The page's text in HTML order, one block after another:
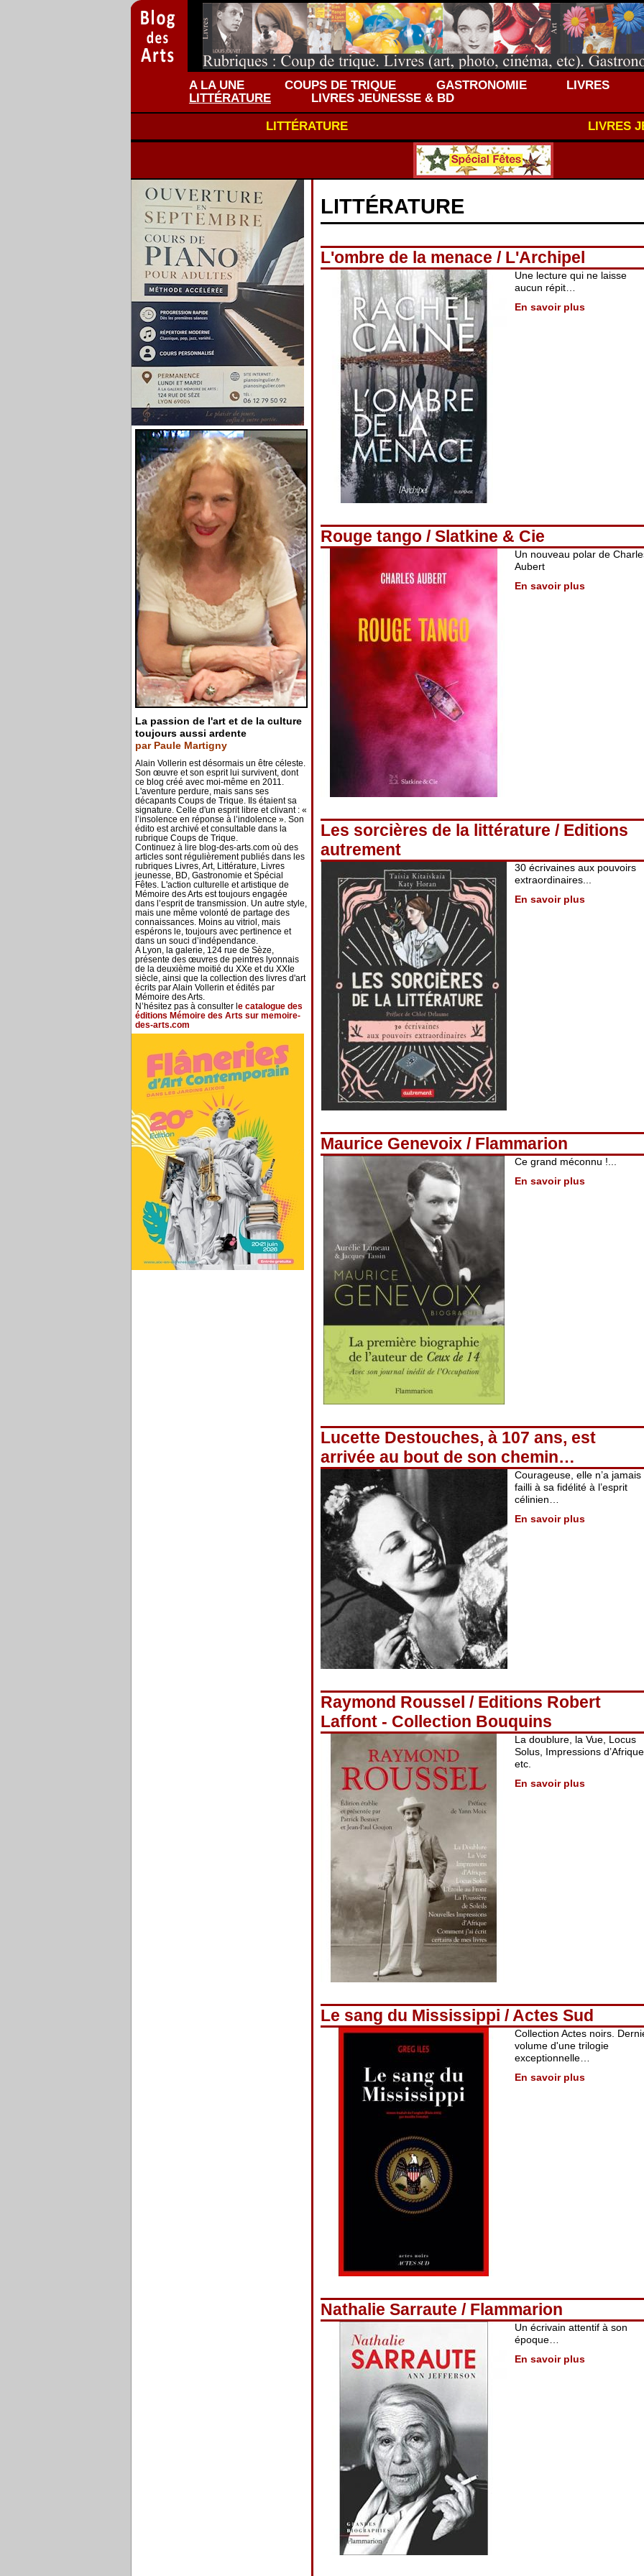
A LA UNE COUPS DE TRIQUE GASTRONOMIE
LIVRES
LITTÉRATURE
LIVRES JEUNESSE & BD
LITTÉRATURE
LIVRES
La passion de l'art et de la culture
toujours aussi ardente
par Paule Martigny
Alain Vollerin est désormais un être céleste.
Son œuvre et son esprit lui survivent, dont
ce blog créé avec moi-même en 2011.
L'aventure perdure, mais sans ses
décapants Coups de Trique. Ils étaient sa
signature. Celle d'un esprit libre et clivant : «
l’insolence en réponse à l’indolence ». Son
édito est archivé et consultable dans la
rubrique Coups de Trique.
Continuez à lire blog-des-arts.com où des
articles sont régulièrement publiés dans les
rubriques Livres, Art, Littérature, Livres
jeunesse, BD, Gastronomie et Spécial
Fêtes. L'action culturelle et artistique de
Mémoire des Arts est toujours engagée
dans l’esprit de transmission. Un autre style,
mais une même volonté de partage des
connaissances. Moins au vitriol, mais
espérons le, toujours avec pertinence et
dans un souci d’indépendance.
A Lyon, la galerie, 124 rue de Sèze,
présente des œuvres de peintres lyonnais
de la deuxième moitié du XXe et du XXIe
siècle, ainsi que la collection des livres d'art
écrits par Alain Vollerin et édités par
Mémoire des Arts.
N’hésitez pas à consulter l e catalogue des
éditions Mémoire des Arts sur memoire-
des-arts.com
LITTÉRATURE
L'ombre de la menace / L'Archipel
Une lecture qui ne laisse
aucun répit…
En savoir plus
Rouge tango / Slatkine & Cie
Un nouveau polar de
Aubert
En savoir plus
Les sorcières de la littérature / Editions
autrement
30 écrivaines aux pouvoirs
extraordinaires...
En savoir plus
Maurice Genevoix / Flammarion
Ce grand méconnu !...
En savoir plus
Lucette Destouches, à 107 ans, est
arrivée au bout de son chemin…
Courageuse, elle n’a jamais
failli à sa fidélité à l’esprit
célinien…
En savoir plus
Raymond Roussel / Editions Robert
Laffont - Collection Bouquins
La doublure, la Vue, Locus
Solus, Impressions
etc.
En savoir plus
Le sang du Mississippi / Actes Sud
Collection Actes noirs.
volume d'une trilogie
exceptionnelle…
En savoir plus
Nathalie Sarraute / Flammarion
Un écrivain attentif à son
époque…
En savoir plus